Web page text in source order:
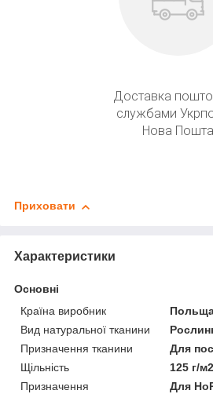
Доставка
службами
Нова Пошта
Приховати
Характеристики
Основні
Країна виробник
Вид натуральної тканини
Призначення тканини
Для
Щільність
125 г/м2
Призначення
Для